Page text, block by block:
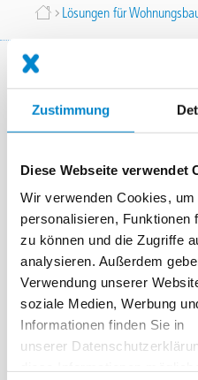
Zustimmung
Diese Webseite verwendet
Wir verwenden Cookies,
personalisieren, Funktionen
zu können und die Zugriffe
analysieren. Außerdem
Verwendung unserer
soziale Medien, Werbung
Informationen finden Sie in
unserer
Breadcrumb
Lösungen für
Lösungen für